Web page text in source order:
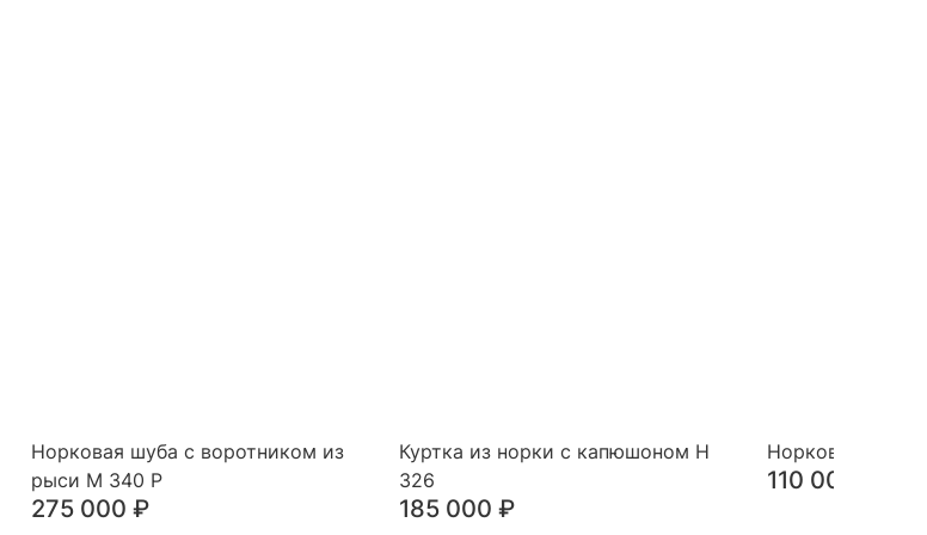
Норковая шуба с воротником из
рыси М 340 Р
275 000 ₽
Куртка из норки с капюшоном Н
326
185 000 ₽
Норковый
110 000